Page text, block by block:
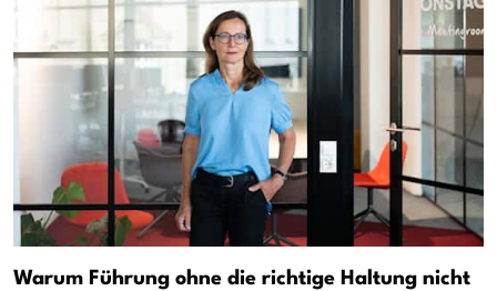
Warum Führung ohne die richtige Haltung nicht